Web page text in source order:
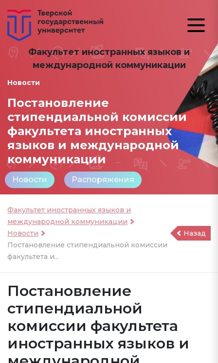
Факультет иностранных языков и
международной коммуникации
Новости
Постановление
стипендиальной комиссии
факультета иностранных
языков и международной
коммуникации
Новости Распоряжения
Факультет иностранных языков и
международной коммуникации
Новости
Постановление стипендиальной комиссии
факультета и...
Назад
Постановление
стипендиальной
комиссии факультета
иностранных языков и